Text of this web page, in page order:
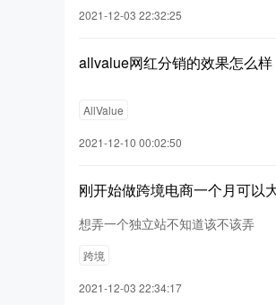
2021-12-03 22:32:25
allvalue网红分销的效果怎么样
AllValue
2021-12-10 00:02:50
刚开始做跨境电商一个月可以
想弄一个独立站不知道该不该弄
跨境
2021-12-03 22:34:17